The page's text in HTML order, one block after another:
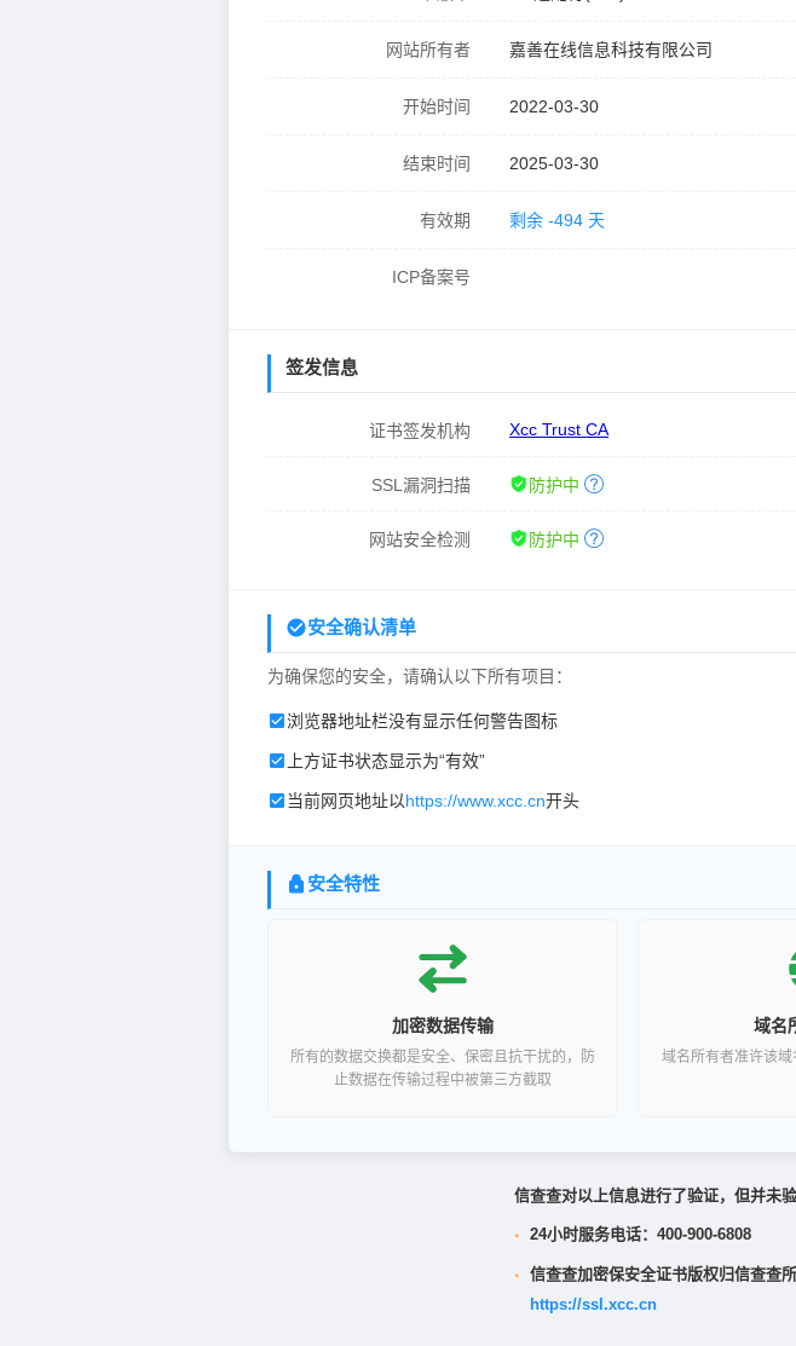
网站所有者 嘉善在线信息科技有限公司
开始时间 2022-03-30
结束时间 2025-03-30
有效期 剩余 -494 天
ICP备案号
签发信息
证书签发机构 Xcc Trust CA
SSL漏洞扫描 防护中
网站安全检测 防护中
安全确认清单
为确保您的安全，请确认以下所有项目：
浏览器地址栏没有显示任何警告图标
上方证书状态显示为“有效”
当前网页地址以https://www.xcc.cn开头
安全特性
加密数据传输
所有的数据交换都是安全、保密且抗干扰的，防
止数据在传输过程中被第三方截取
域名
域名所有者准许该
信查查对以上信息进行了验证，但并未验
· 24小时服务电话：400-900-6808
· 信查查加密保安全证书版权归信查查
https://ssl.xcc.cn